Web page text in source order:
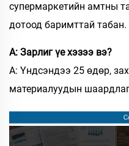
супермаркетийн амтны
дотоод баримттай табан.
А: Зарлиг үе хэзээ вэ?
А: Үндсэндээ 25 өдөр,
материалуудын